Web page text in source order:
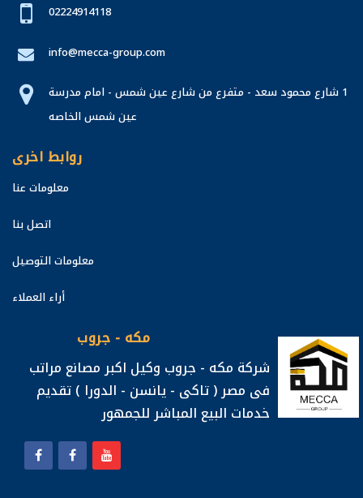
02224914118
info@mecca-group.com
1 شارع محمود سعد - متفرع من شارع عين شمس - امام مدرسة
عين شمس الخاصه
روابط اخرى
معلومات عنا
اتصل بنا
معلومات التوصيل
أراء العملاء
مكه - جروب
شركة مكه - جروب وكيل اكبر مصانع مراتب
فى مصر ( تاكى - يانسن - الدورا ) تقديم
خدمات البيع المباشر للجمهور